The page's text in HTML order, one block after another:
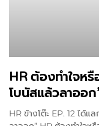
HR ต้องทำใจห
โบนัสแล้วลาออก
HR ข้างโต๊ะ EP. 12 ได้